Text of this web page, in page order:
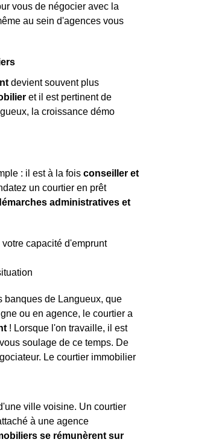
vous de négocier avec la
au sein d'agences vous
devient souvent plus
et il est pertinent de
la croissance démo
: il est à la fois conseiller et
un courtier en prêt
administratives et
capacité d'emprunt
banques de Langueux, que
ou en agence, le courtier a
! Lorsque l'on travaille, il est
soulage de ce temps. De
Le courtier immobilier
ville voisine. Un courtier
à une agence
se rémunèrent sur